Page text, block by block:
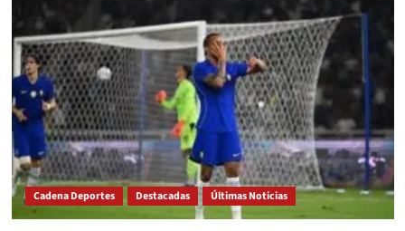
Cadena Deportes Destacadas Últimas Noticias